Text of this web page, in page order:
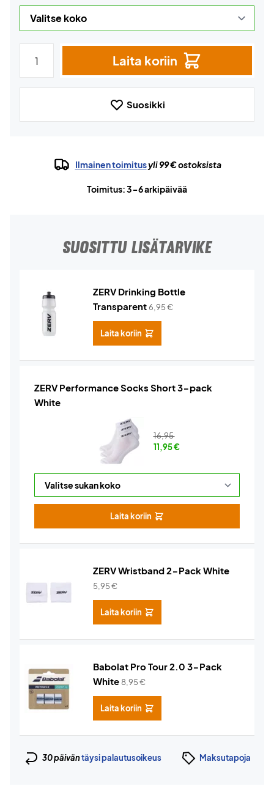
Laita koriin
Suosikki
Ilmainen toimitusyli 99 € ostoksista
Toimitus: 3-6 arkipäivää
SUOSITTU LISÄTARVIKE
ZERV Drinking Bottle
Transparent6,95€
Laita koriin
ZERV Performance Socks Short 3-pack
White
16,95
11,95€
Laita koriin
ZERV Wristband 2-Pack White
5,95€
Laita koriin
Babolat Pro Tour 2.0 3-Pack
White 8,95€
Laita koriin
30 päiväntäysi palautusoikeus Maksutapoja